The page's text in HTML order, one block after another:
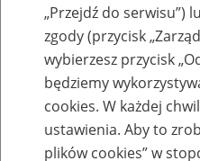
Baza
„Przejdź do serwisu”)
zgody (przycisk
wybierzesz przycisk
będziemy
cookies. W każdej
ustawienia. Aby to
plików cookies” w